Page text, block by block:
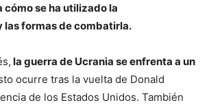
cómo se ha utilizado la
las formas de combatirla.
la guerra de Ucrania se enfrenta a un
ocurre tras la vuelta de Donald
de los Estados Unidos. También